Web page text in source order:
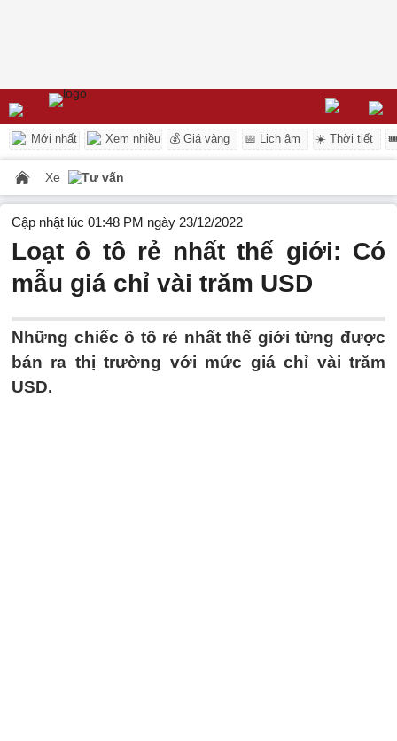
Mới nhất Xem nhiều 💰 Giá vàng 📅 Lịch âm ☀️ Thời tiết
Xe Tư vấn
Cập nhật lúc 01:48 PM ngày 23/12/2022
Loạt ô tô rẻ nhất thế giới: Có
mẫu giá chỉ vài trăm USD
Những chiếc ô tô rẻ nhất thế giới từng được
bán ra thị trường với mức giá chỉ vài trăm
USD.